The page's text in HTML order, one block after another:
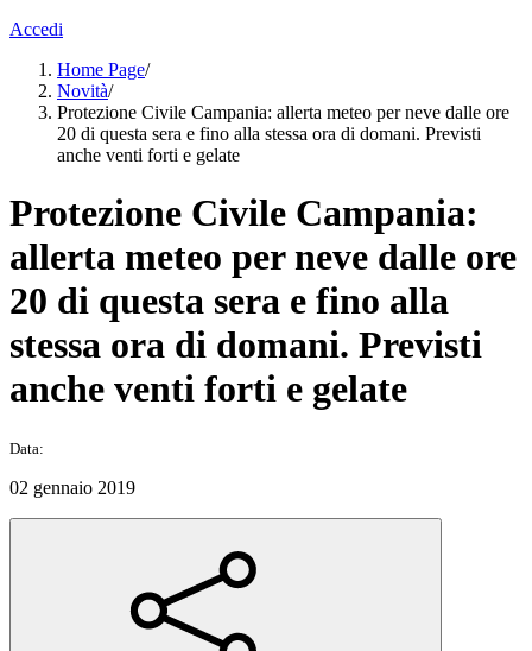
Accedi
Home Page/
Novità/
Protezione Civile Campania: allerta meteo per neve dalle ore
20 di questa sera e fino alla stessa ora di domani. Previsti
anche venti forti e gelate
Protezione Civile Campania:
allerta meteo per neve dalle ore
20 di questa sera e fino alla
stessa ora di domani. Previsti
anche venti forti e gelate
Data:
02 gennaio 2019